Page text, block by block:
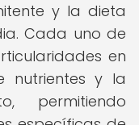
y la dieta
Cada uno de
en
nutrientes y la
permitiendo